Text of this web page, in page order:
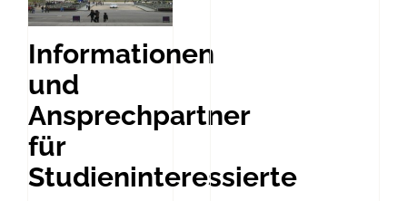
Informationen
und
Ansprechpartner
für
Studieninteressierte